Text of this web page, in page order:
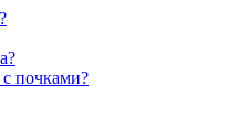
почками?